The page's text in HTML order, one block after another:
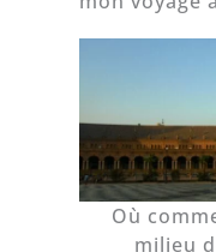
Où
milieu